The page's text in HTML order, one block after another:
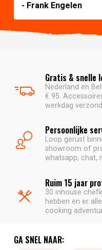
- Frank Engelen
Gratis & snelle
Nederland en
€ 95.
werkdag
Persoonlijke
Loop gerust
showroom of
whatsapp, chat,
Ruim 15 jaar
30 inhouse
hebben en er
cooking
GA SNEL NAAR: